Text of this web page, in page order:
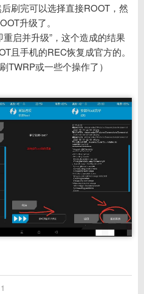
刷完可以选择直接ROOT，然
升级了。
启并升级”，这个造成的结果
且手机的REC恢复成官方的。
TWRP或一些个操作了）